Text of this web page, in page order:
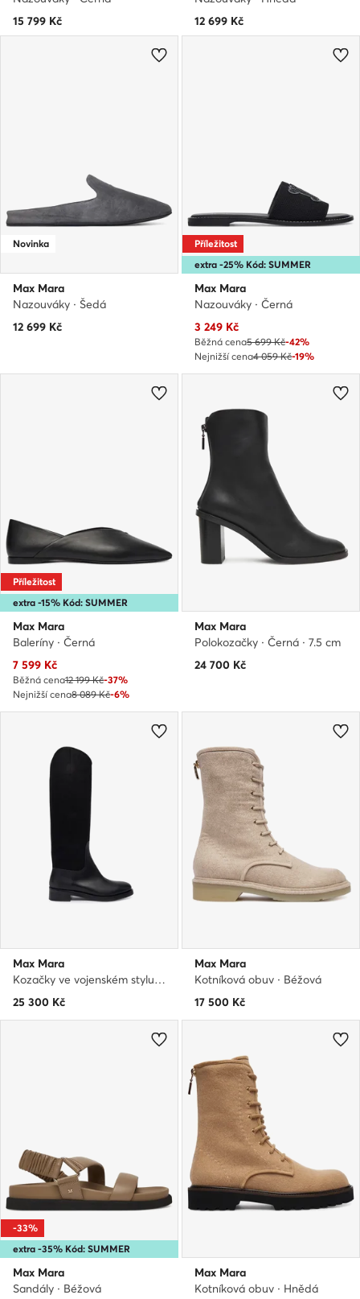
15 799 Kč
12 699 Kč
Novinka
Max Mara
Nazouváky · Šedá
12 699 Kč
extra -25% Kód: SUMMER
Příležitost
Max Mara
Nazouváky · Černá
Aktuální cena
3 249 Kč
Běžná cena5 699 Kč-42%
Nejnižší cena4 059 Kč-19%
extra -15% Kód: SUMMER
Příležitost
Max Mara
Baleríny · Černá
Aktuální cena
7 599 Kč
Běžná cena12 199 Kč-37%
Nejnižší cena8 089 Kč-6%
Max Mara
Polokozačky · Černá · 7.5 cm
24 700 Kč
Max Mara
Kozačky ve vojenském stylu · Černá
25 300 Kč
Max Mara
Kotníková obuv · Béžová
17 500 Kč
extra -35% Kód: SUMMER
-33%
Max Mara
Sandály · Béžová
Max Mara
Kotníková obuv · Hnědá